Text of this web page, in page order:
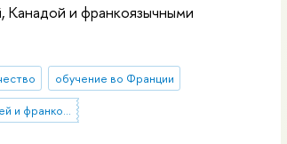
и франкоязычными
обучение во Франции
сотрудничество с Францией и франкоязычными странами